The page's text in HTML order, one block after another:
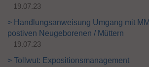
19.07.23
> Handlungsanweisung Umgang mit
postiven Neugeborenen / Müttern
19.07.23
> Tollwut: Expositionsmanagement